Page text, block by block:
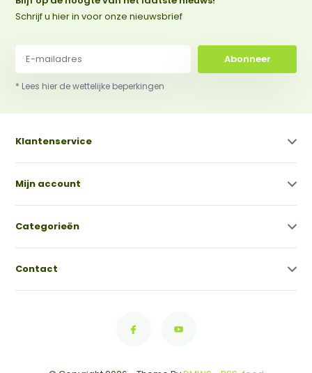
Schrijf u hier in voor onze nieuwsbrief
Abonneer
* Lees hier de wettelijke beperkingen
Klantenservice
Mijn account
Categorieën
Contact